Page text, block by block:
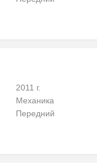
2011 г.
Механика
Передний